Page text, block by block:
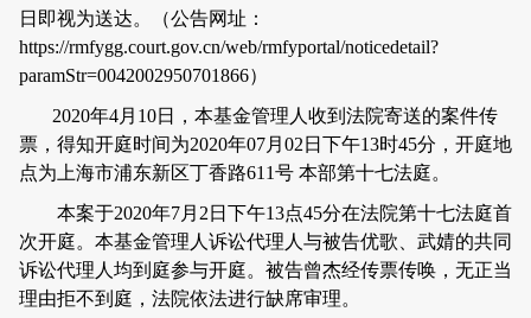
日即视为送达。（公告网址：
https://rmfygg.court.gov.cn/web/rmfyportal/noticedetail?
paramStr=0042002950701866）
2020年4月 10日， 本基金管理人 收到法院寄送的案件传
票，得知开庭时间为2020年07月 02 日下午13时45分，开庭地
点为上海市浦东新区丁香路611号 本部第十七法庭。
本案于2020年7月 2 日下午13点45分在法院第十七法庭首
次开庭。 本基金管理人 诉讼代理人与被告优歌、武婧的共同
诉讼代理人均到庭参与开庭。被告曾杰经传票传唤，无正当
理由拒不到庭，法院依法进行缺席审理。